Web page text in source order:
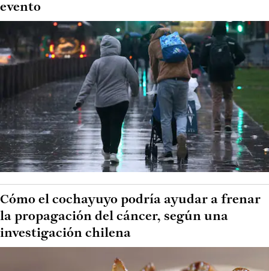
evento
Cómo el cochayuyo podría ayudar a frenar
la propagación del cáncer, según una
investigación chilena